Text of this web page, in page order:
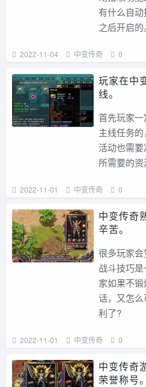
有什么自
之后开启的。
2022-11-04 中变传奇 0
玩家在中
线。
首先玩家
主线任务
活动也需
所需要的资
2022-11-01 中变传奇 0
中变传奇
辛苦。
很多玩家
战斗技巧
家如果不
话，又怎
利了?
2022-11-01 中变传奇 0
中变传奇
荣誉称号。